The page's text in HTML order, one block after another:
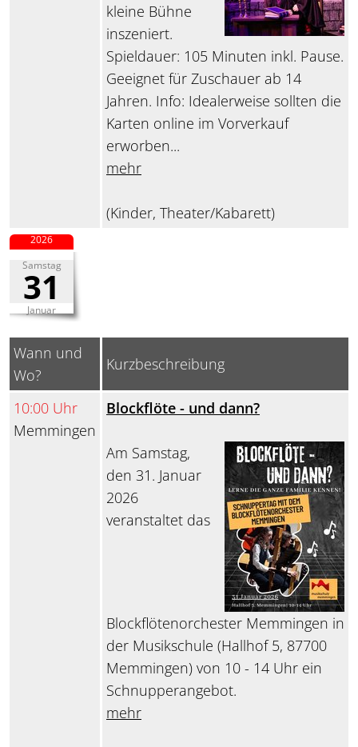
kleine Bühne
inszeniert.
Spieldauer: 105 Minuten inkl. Pause.
Geeignet für Zuschauer ab 14
Jahren. Info: Idealerweise sollten die
Karten online im Vorverkauf
erworben...
mehr
(Kinder, Theater/Kabarett)
Samstag
31
Januar
2026
Wann und
Wo?
Kurzbeschreibung
10:00 Uhr
Memmingen
Blockflöte - und dann?
Am Samstag,
den 31. Januar
2026
veranstaltet das
Blockflötenorchester Memmingen in
der Musikschule (Hallhof 5, 87700
Memmingen) von 10 - 14 Uhr ein
Schnupperangebot.
mehr